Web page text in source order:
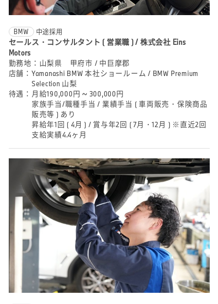
BMW 中途採用
セールス・コンサルタント ( 営業職 ) / 株式会社 Eins
Motors
勤務地： 山梨県 甲府市 / 中巨摩郡
店舗： Yamanashi BMW 本社ショールーム / BMW Premium
Selection 山梨
待遇： 月給190,000円 ~ 300,000円
家族手当/職種手当 / 業績手当 ( 車両販売・保険商品
販売等 ) あり
昇給年1回 ( 4月 ) / 賞与年2回 ( 7月・12月 ) ※直近2回
支給実績4.4ヶ月